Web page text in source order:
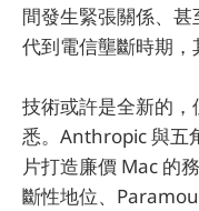
間發生緊張關係、
代到電信壟斷時期，
技術或許是全新的
悉。Anthropic 與五
片打造廉價 Mac 的
斷性地位、